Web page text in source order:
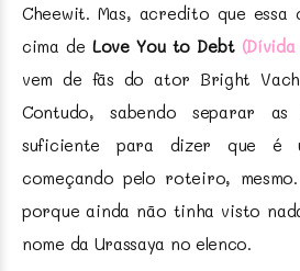
Cheewit. Mas, acredito que essa
cima de Love You to Debt
vem de fãs do ator Bright
Contudo, sabendo separar
suficiente para dizer que é
começando pelo roteiro,
porque ainda não tinha visto
nome da Urassaya no elenco.